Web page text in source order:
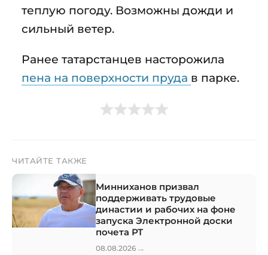
теплую погоду. Возможны дожди и
сильный ветер.
Ранее татарстанцев насторожила
пена на поверхности пруда в парке.
ЧИТАЙТЕ ТАКЖЕ
Минниханов призвал
поддерживать трудовые
династии и рабочих на фоне
запуска Электронной доски
почета РТ
08.08.2026 →